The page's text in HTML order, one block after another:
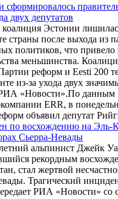
сформировалось
двух депутатов
Эстонии
страны после выхода из
политиков, что
меньшинства.
реформ и Eesti 200
из-за ухода двух
РИА «Новости».По данным
ERR, в
объявил депутат
по восхождению на Эль-
Сьерра-Невады
альпинист Джейк
рекордным
стал жертвой
Трагический
РИА «Новости» со